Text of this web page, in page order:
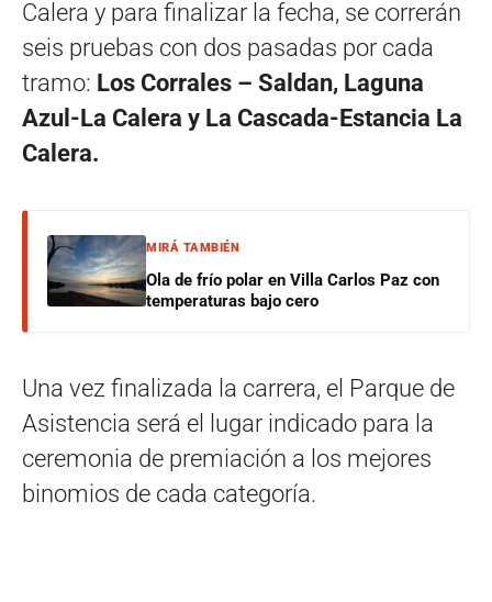
Calera y para finalizar la fecha, se correrán
seis pruebas con dos pasadas por cada
tramo: Los Corrales – Saldan, Laguna
Azul-La Calera y La Cascada-Estancia La
Calera.
MIRÁ TAMBIÉN
Ola de frío polar en Villa Carlos Paz con
temperaturas bajo cero
Una vez finalizada la carrera, el Parque de
Asistencia será el lugar indicado para la
ceremonia de premiación a los mejores
binomios de cada categoría.